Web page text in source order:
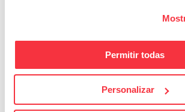
Permitir todas
Personalizar
Fitness
Energia e bem-estar
para o teu dia a dia.